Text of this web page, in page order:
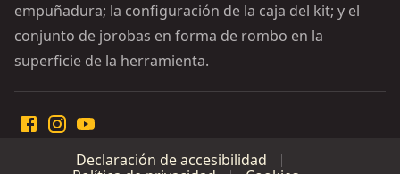
empuñadura; la configuración de la caja del kit; y el
conjunto de jorobas en forma de rombo en la
superficie de la herramienta.
Declaración de accesibilidad